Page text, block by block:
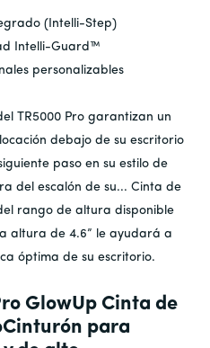
(Intelli-Step)
Intelli-Guard™
personalizables
TR5000 Pro garantizan un
debajo de su escritorio
paso en su estilo de
del escalón de su... Cinta de
rango de altura disponible
altura de 4.6” le ayudará a
óptima de su escritorio.
GlowUp Cinta de
Cinturón para